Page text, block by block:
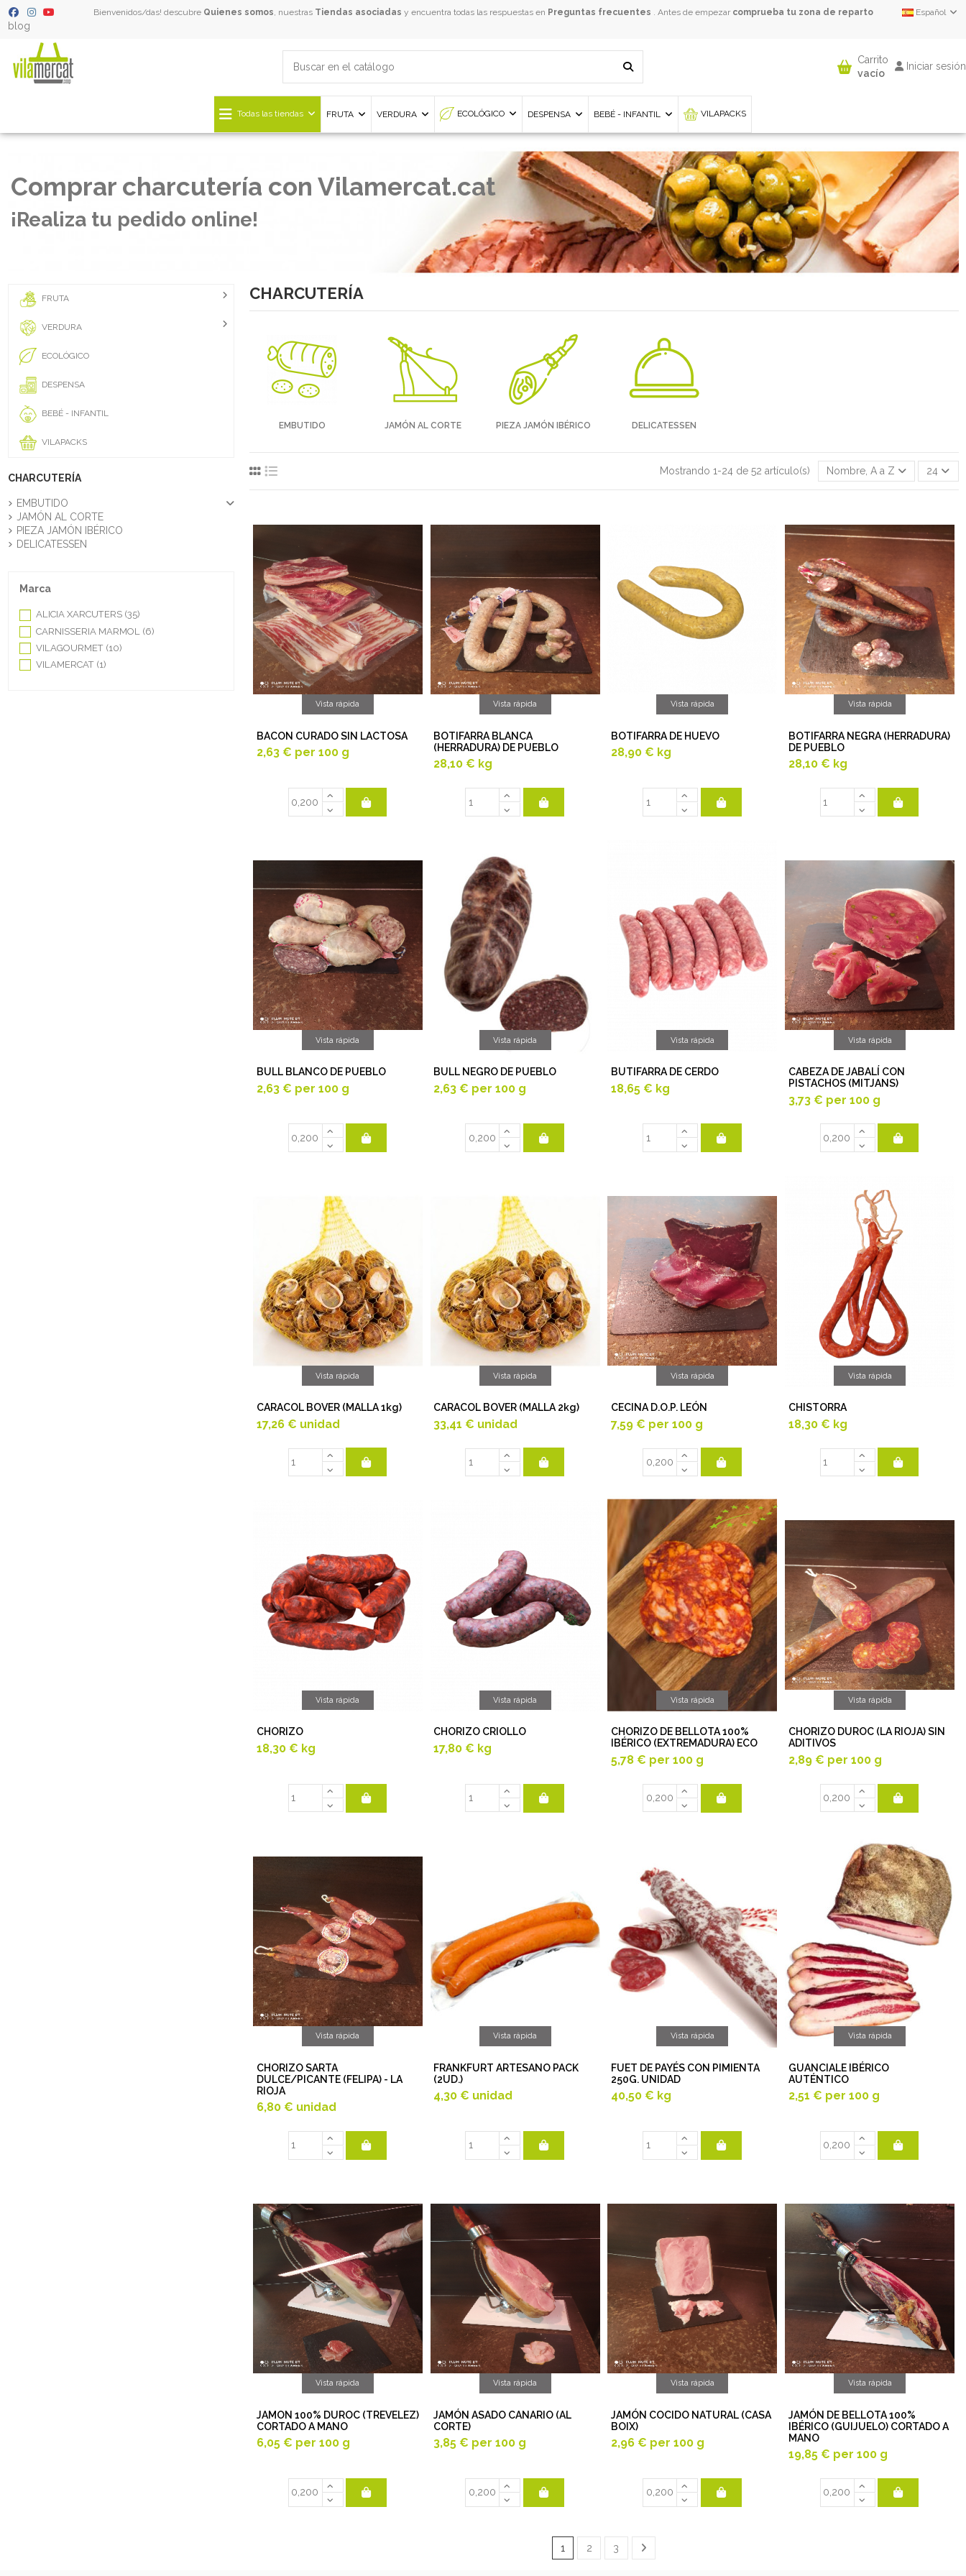
blog
Bienvenidos/das! descubre Quienes somos, nuestras Tiendas asociadas y encuentra todas las respuestas en Preguntas frecuentes . Antes de empezar comprueba tu zona de reparto Español
Carrito
vacío
Iniciar sesión
Todas las tiendas FRUTA VERDURA ECOLÓGICO DESPENSA BEBÉ - INFANTIL VILAPACKS
Comprar charcutería con Vilamercat.cat
¡Realiza tu pedido online!
CHARCUTERÍA
EMBUTIDO JAMÓN AL CORTE PIEZA JAMÓN IBÉRICO DELICATESSEN
Mostrando 1-24 de 52 artículo(s) Nombre, A a Z 24
Vista rápida
BACON CURADO SIN LACTOSA
2,63 € per 100 g
Vista rápida
BOTIFARRA BLANCA
(HERRADURA) DE PUEBLO
28,10 € kg
Vista rápida
BOTIFARRA DE HUEVO
28,90 € kg
Vista rápida
BOTIFARRA NEGRA (HERRADURA)
DE PUEBLO
28,10 € kg
Vista rápida
BULL BLANCO DE PUEBLO
2,63 € per 100 g
Vista rápida
BULL NEGRO DE PUEBLO
2,63 € per 100 g
Vista rápida
BUTIFARRA DE CERDO
18,65 € kg
Vista rápida
CABEZA DE JABALÍ CON
PISTACHOS (MITJANS)
3,73 € per 100 g
Vista rápida
CARACOL BOVER (MALLA 1kg)
17,26 € unidad
Vista rápida
CARACOL BOVER (MALLA 2kg)
33,41 € unidad
Vista rápida
CECINA D.O.P. LEÓN
7,59 € per 100 g
Vista rápida
CHISTORRA
18,30 € kg
Vista rápida
CHORIZO
18,30 € kg
Vista rápida
CHORIZO CRIOLLO
17,80 € kg
Vista rápida
CHORIZO DE BELLOTA 100%
IBÉRICO (EXTREMADURA) ECO
5,78 € per 100 g
Vista rápida
CHORIZO DUROC (LA RIOJA) SIN
ADITIVOS
2,89 € per 100 g
Vista rápida
CHORIZO SARTA
DULCE/PICANTE (FELIPA) - LA
RIOJA
6,80 € unidad
Vista rápida
FRANKFURT ARTESANO PACK
(2UD.)
4,30 € unidad
Vista rápida
FUET DE PAYÉS CON PIMIENTA
250G. UNIDAD
40,50 € kg
Vista rápida
GUANCIALE IBÉRICO
AUTÉNTICO
2,51 € per 100 g
Vista rápida
JAMON 100% DUROC (TREVELEZ)
CORTADO A MANO
6,05 € per 100 g
Vista rápida
JAMÓN ASADO CANARIO (AL
CORTE)
3,85 € per 100 g
Vista rápida
JAMÓN COCIDO NATURAL (CASA
BOIX)
2,96 € per 100 g
Vista rápida
JAMÓN DE BELLOTA 100%
IBÉRICO (GUIJUELO) CORTADO A
MANO
19,85 € per 100 g
1 2 3
FRUTA
VERDURA
ECOLÓGICO
DESPENSA
BEBÉ - INFANTIL
VILAPACKS
CHARCUTERÍA
EMBUTIDO
JAMÓN AL CORTE
PIEZA JAMÓN IBÉRICO
DELICATESSEN
Marca
ALICIA XARCUTERS (35)
CARNISSERIA MARMOL (6)
VILAGOURMET (10)
VILAMERCAT (1)